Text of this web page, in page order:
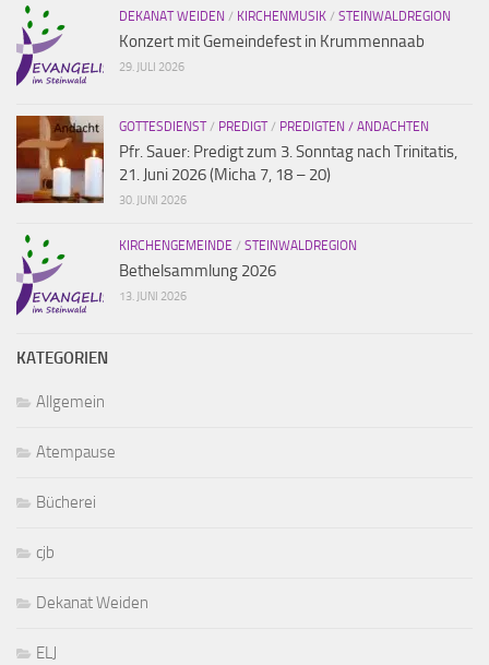
DEKANAT WEIDEN / KIRCHENMUSIK / STEINWALDREGION
Konzert mit Gemeindefest in Krummennaab
29. JULI 2026
GOTTESDIENST/ PREDIGT/ PREDIGTEN / ANDACHTEN
Pfr. Sauer: Predigt zum 3. Sonntag nach Trinitatis,
21. Juni 2026 (Micha 7, 18 – 20)
30. JUNI 2026
KIRCHENGEMEINDE / STEINWALDREGION
Bethelsammlung 2026
13. JUNI 2026
KATEGORIEN
Allgemein
Atempause
Bücherei
cjb
Dekanat Weiden
ELJ